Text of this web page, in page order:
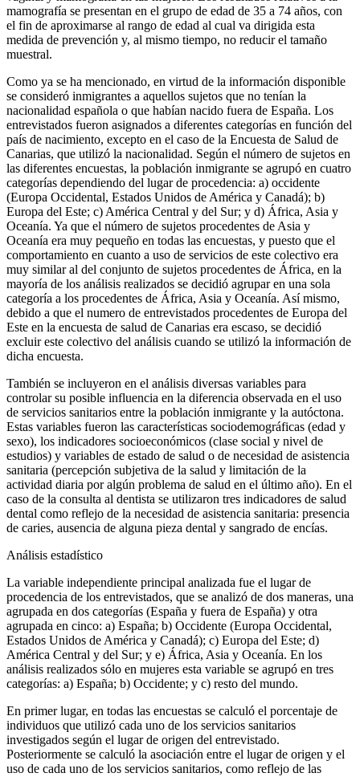
mamografía se presentan en el grupo de edad de 35 a 74 años, con
el fin de aproximarse al rango de edad al cual va dirigida esta
medida de prevención y, al mismo tiempo, no reducir el tamaño
muestral.
Como ya se ha mencionado, en virtud de la información disponible
se consideró inmigrantes a aquellos sujetos que no tenían la
nacionalidad española o que habían nacido fuera de España. Los
entrevistados fueron asignados a diferentes categorías en función del
país de nacimiento, excepto en el caso de la Encuesta de Salud de
Canarias, que utilizó la nacionalidad. Según el número de sujetos en
las diferentes encuestas, la población inmigrante se agrupó en cuatro
categorías dependiendo del lugar de procedencia: a) occidente
(Europa Occidental, Estados Unidos de América y Canadá); b)
Europa del Este; c) América Central y del Sur; y d) África, Asia y
Oceanía. Ya que el número de sujetos procedentes de Asia y
Oceanía era muy pequeño en todas las encuestas, y puesto que el
comportamiento en cuanto a uso de servicios de este colectivo era
muy similar al del conjunto de sujetos procedentes de África, en la
mayoría de los análisis realizados se decidió agrupar en una sola
categoría a los procedentes de África, Asia y Oceanía. Así mismo,
debido a que el numero de entrevistados procedentes de Europa del
Este en la encuesta de salud de Canarias era escaso, se decidió
excluir este colectivo del análisis cuando se utilizó la información de
dicha encuesta.
También se incluyeron en el análisis diversas variables para
controlar su posible influencia en la diferencia observada en el uso
de servicios sanitarios entre la población inmigrante y la autóctona.
Estas variables fueron las características sociodemográficas (edad y
sexo), los indicadores socioeconómicos (clase social y nivel de
estudios) y variables de estado de salud o de necesidad de asistencia
sanitaria (percepción subjetiva de la salud y limitación de la
actividad diaria por algún problema de salud en el último año). En el
caso de la consulta al dentista se utilizaron tres indicadores de salud
dental como reflejo de la necesidad de asistencia sanitaria: presencia
de caries, ausencia de alguna pieza dental y sangrado de encías.
Análisis estadístico
La variable independiente principal analizada fue el lugar de
procedencia de los entrevistados, que se analizó de dos maneras, una
agrupada en dos categorías (España y fuera de España) y otra
agrupada en cinco: a) España; b) Occidente (Europa Occidental,
Estados Unidos de América y Canadá); c) Europa del Este; d)
América Central y del Sur; y e) África, Asia y Oceanía. En los
análisis realizados sólo en mujeres esta variable se agrupó en tres
categorías: a) España; b) Occidente; y c) resto del mundo.
En primer lugar, en todas las encuestas se calculó el porcentaje de
individuos que utilizó cada uno de los servicios sanitarios
investigados según el lugar de origen del entrevistado.
Posteriormente se calculó la asociación entre el lugar de origen y el
uso de cada uno de los servicios sanitarios, como reflejo de las